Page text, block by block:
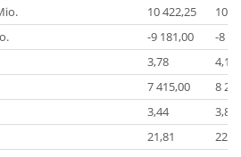
10 422,25
10
-9 181,00
-8
3,78
4,13
7 415,00
8
3,44
3,86
21,81